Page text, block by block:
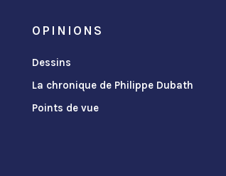
OPINIONS
Dessins
La chronique de Philippe Dubath
Points de vue